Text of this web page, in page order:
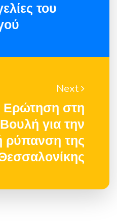
του
Next
στη
Βουλή για την
ρύπανση της